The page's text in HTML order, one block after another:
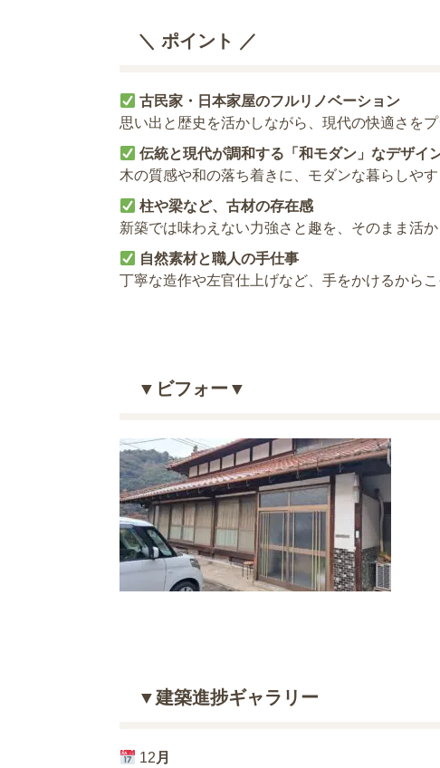
＼ ポイント ／
古民家・日本家屋のフルリノベーション
思い出と歴史を活かしながら、現代の快適さをプ
伝統と現代が調和する「和モダン」なデザイ
木の質感や和の落ち着きに、モダンな暮らしやす
柱や梁など、古材の存在感
新築では味わえない力強さと趣を、そのまま活か
自然素材と職人の手仕事
丁寧な造作や左官仕上げなど、手をかけるからこ
▼ビフォー▼
▼建築進捗ギャラリー
12 月